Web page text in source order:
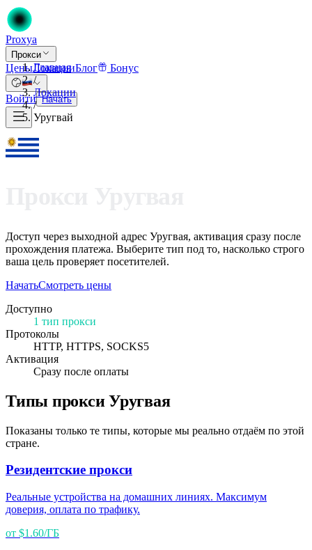
Proxya
Прокси
ЦеныЛокацииБлог Бонус
Войти Начать
Главная
/
Локации
/
Уругвай
Доступ через выходной адрес Уругвая, активация сразу после
прохождения платежа. Выберите тип под то, насколько строго
ваша цель проверяет посетителей.
НачатьСмотреть цены
Доступно
1 тип прокси
Протоколы
HTTP, HTTPS, SOCKS5
Активация
Сразу после оплаты
Типы прокси Уругвая
Показаны только те типы, которые мы реально отдаём по этой
стране.
Резидентские прокси
Реальные устройства на домашних линиях. Максимум
доверия, оплата по трафику.
от $1.60/ГБ